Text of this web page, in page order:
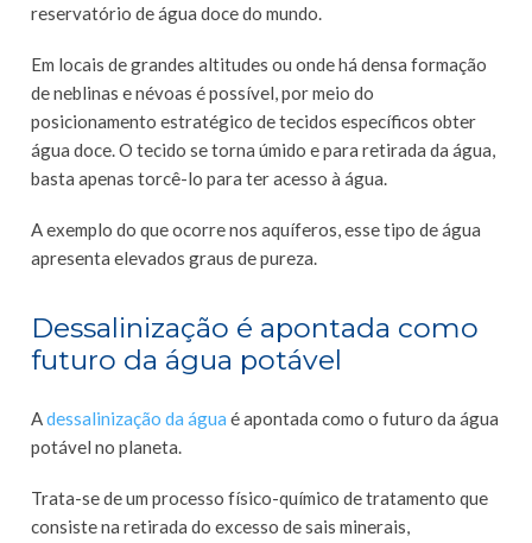
reservatório de água doce do mundo.
Em locais de grandes altitudes ou onde há densa formação
de neblinas e névoas é possível, por meio do
posicionamento estratégico de tecidos específicos obter
água doce. O tecido se torna úmido e para retirada da água,
basta apenas torcê-lo para ter acesso à água.
A exemplo do que ocorre nos aquíferos, esse tipo de água
apresenta elevados graus de pureza.
Dessalinização é apontada como
futuro da água potável
Adessalinização da água é apontada como o futuro da água
potável no planeta.
Trata-se de um processo físico-químico de tratamento que
consiste na retirada do excesso de sais minerais,